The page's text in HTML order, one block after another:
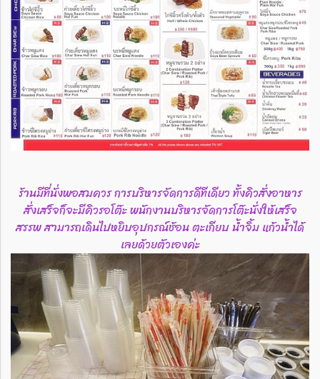
ร้านมีที่นั่งพอสมควร การบริหารจัดการดีทีเดียว ทั้งคิวสั่งอาหาร
สั่งเสร็จก็จะมีคิวรอโต๊ะ พนักงานบริหารจัดการโต๊ะนั่งให้เสร็จ
สรรพ สามารถเดินไปหยิบอุปกรณ์ช้อน ตะเกียบ น้ำจิ้ม แก้วน้ำได้
เลยด้วยตัวเองค่ะ